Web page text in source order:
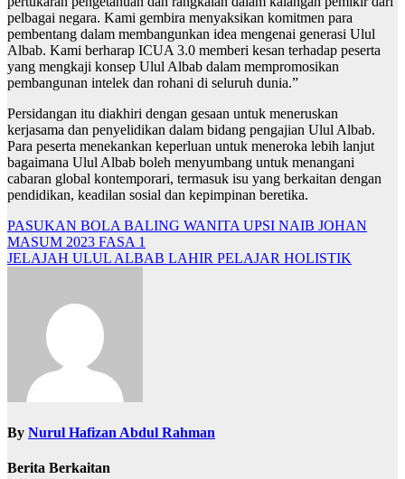
pelbagai negara. Kami gembira menyaksikan komitmen para
pembentang dalam membangunkan idea mengenai generasi Ulul
Albab. Kami berharap ICUA 3.0 memberi kesan terhadap peserta
yang mengkaji konsep Ulul Albab dalam mempromosikan
pembangunan intelek dan rohani di seluruh dunia.”
Persidangan itu diakhiri dengan gesaan untuk meneruskan
kerjasama dan penyelidikan dalam bidang pengajian Ulul Albab.
Para peserta menekankan keperluan untuk meneroka lebih lanjut
bagaimana Ulul Albab boleh menyumbang untuk menangani
cabaran global kontemporari, termasuk isu yang berkaitan dengan
pendidikan, keadilan sosial dan kepimpinan beretika.
Navigasi
kiriman
PASUKAN BOLA BALING WANITA UPSI NAIB JOHAN
MASUM 2023 FASA 1
JELAJAH ULUL ALBAB LAHIR PELAJAR HOLISTIK
By Nurul Hafizan Abdul Rahman
Berita Berkaitan